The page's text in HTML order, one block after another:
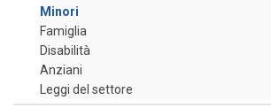
Minori
Famiglia
Disabilità
Anziani
Leggi del settore